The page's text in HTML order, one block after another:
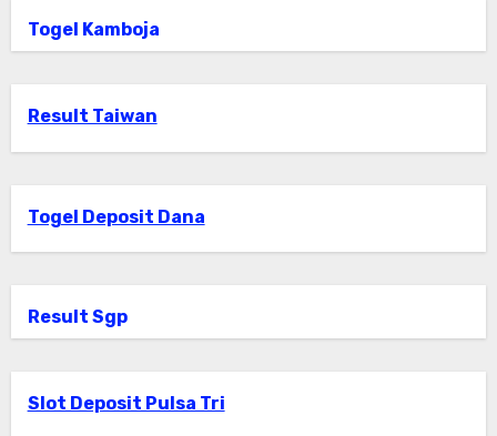
Togel Kamboja
Result Taiwan
Togel Deposit Dana
Result Sgp
Slot Deposit Pulsa Tri